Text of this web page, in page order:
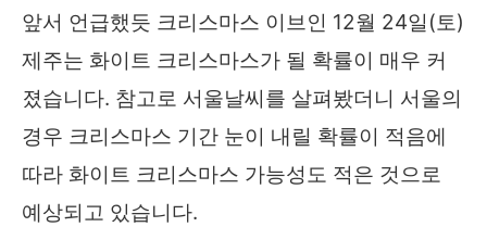
앞서 언급했듯 크리스마스 이브인 12월 24일(토)
제주는 화이트 크리스마스가 될 확률이 매우 커
졌습니다. 참고로 서울날씨를 살펴봤더니 서울의
경우 크리스마스 기간 눈이 내릴 확률이 적음에
따라 화이트 크리스마스 가능성도 적은 것으로
예상되고 있습니다.